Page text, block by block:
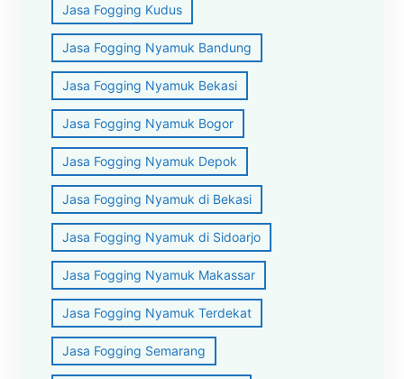
Jasa Fogging Kudus
Jasa Fogging Nyamuk Bandung
Jasa Fogging Nyamuk Bekasi
Jasa Fogging Nyamuk Bogor
Jasa Fogging Nyamuk Depok
Jasa Fogging Nyamuk di Bekasi
Jasa Fogging Nyamuk di Sidoarjo
Jasa Fogging Nyamuk Makassar
Jasa Fogging Nyamuk Terdekat
Jasa Fogging Semarang